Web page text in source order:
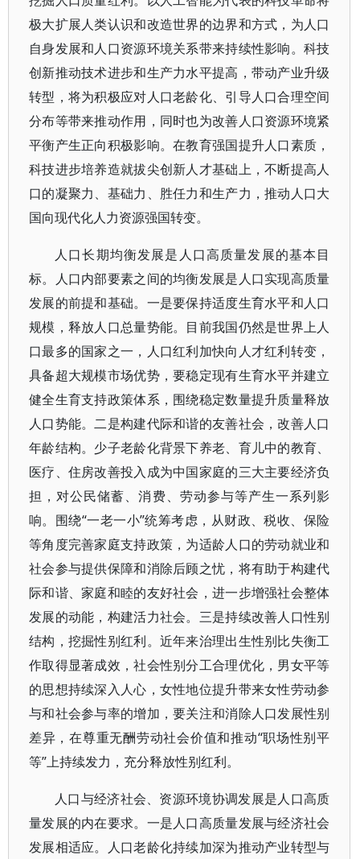
极大扩展人类认识和改造世界的边界和方式，为人口
自身发展和人口资源环境关系带来持续性影响。科技
创新推动技术进步和生产力水平提高，带动产业升级
转型，将为积极应对人口老龄化、引导人口合理空间
分布等带来推动作用，同时也为改善人口资源环境紧
平衡产生正向积极影响。在教育强国提升人口素质，
科技进步培养造就拔尖创新人才基础上，不断提高人
口的凝聚力、基础力、胜任力和生产力，推动人口大
国向现代化人力资源强国转变。
人口长期均衡发展是人口高质量发展的基本目
标。人口内部要素之间的均衡发展是人口实现高质量
发展的前提和基础。一是要保持适度生育水平和人口
规模，释放人口总量势能。目前我国仍然是世界上人
口最多的国家之一，人口红利加快向人才红利转变，
具备超大规模市场优势，要稳定现有生育水平并建立
健全生育支持政策体系，围绕稳定数量提升质量释放
人口势能。二是构建代际和谐的友善社会，改善人口
年龄结构。少子老龄化背景下养老、育儿中的教育、
医疗、住房改善投入成为中国家庭的三大主要经济负
担，对公民储蓄、消费、劳动参与等产生一系列影
响。围绕“一老一小”统筹考虑，从财政、税收、保险
等角度完善家庭支持政策，为适龄人口的劳动就业和
社会参与提供保障和消除后顾之忧，将有助于构建代
际和谐、家庭和睦的友好社会，进一步增强社会整体
发展的动能，构建活力社会。三是持续改善人口性别
结构，挖掘性别红利。近年来治理出生性别比失衡工
作取得显著成效，社会性别分工合理优化，男女平等
的思想持续深入人心，女性地位提升带来女性劳动参
与和社会参与率的增加，要关注和消除人口发展性别
差异，在尊重无酬劳动社会价值和推动“职场性别平
等”上持续发力，充分释放性别红利。
人口与经济社会、资源环境协调发展是人口高质
量发展的内在要求。一是人口高质量发展与经济社会
发展相适应。人口老龄化持续加深为推动产业转型与